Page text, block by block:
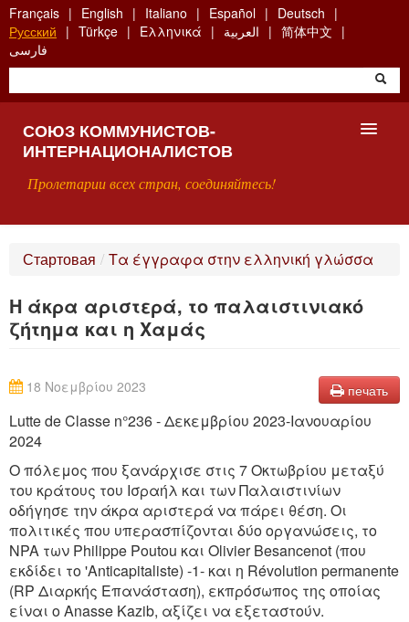
Skip
to
main
content
Français English Italiano Español
Deutsch
Русский
Türkçe Ελληνικά العربية
简体中文
فارسی
СОЮЗ КОММУНИСТОВ-
ИНТЕРНАЦИОНАЛИСТОВ
Пролетарии всех стран, соединяйтесь!
ПОИСК
Стартовая / Τα έγγραφα στην ελληνική γλώσσα
Η άκρα αριστερά, το παλαιστινιακό
ζήτημα και η Χαμάς
печать
18 Νοεμβρίου 2023
Lutte de Classe n°236 - Δεκεμβρίου 2023-Ιανουαρίου
2024
Ο πόλεμος που ξανάρχισε στις 7 Οκτωβρίου μεταξύ
του κράτους του Ισραήλ και των Παλαιστινίων
οδήγησε την άκρα αριστερά να πάρει θέση. Οι
πολιτικές που υπερασπίζονται δύο οργανώσεις, το
NPA των Philippe Poutou και Olivier Besancenot (που
εκδίδει το 'Anticapitaliste) -1- και η Révolution permanente
(RP Διαρκής Επανάσταση), εκπρόσωπος της οποίας
είναι ο Anasse Kazib, αξίζει να εξεταστούν.